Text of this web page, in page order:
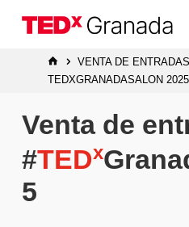
INICIO
VENTA DE
TEDXGRANADASALON
Venta de
#TEDx
5